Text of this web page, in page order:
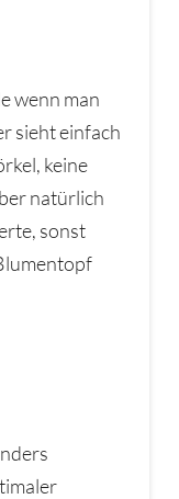
wenn man
sieht einfach
keine
natürlich
sonst